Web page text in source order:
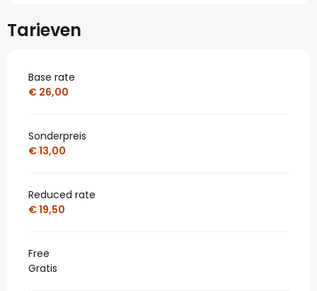
Tarieven
Base rate
€ 26,00
Sonderpreis
€ 13,00
Reduced rate
€ 19,50
Free
Gratis